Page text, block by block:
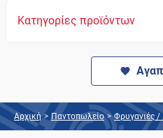
Κατηγορίες προϊόντων
Αρχική > Παντοπωλείο > Φρυγανιές /